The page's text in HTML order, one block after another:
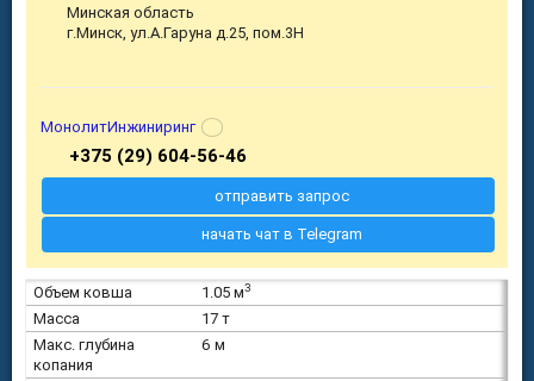
Объем ковша 1.05 м3
Масса
17 т
Макс. глубина
копания
6 м
Минская область
г.Минск, ул.А.Гаруна д.25, пом.3Н
МонолитИнжиниринг
+375 (29) 604-56-46
отправить запрос
начать чат в Telegram